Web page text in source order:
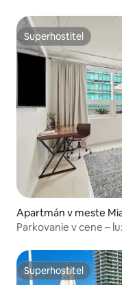
Superhostiteľ
Superhostiteľ
Apartmán v meste
Parkovanie v cene –
Superhostiteľ
Superhostiteľ